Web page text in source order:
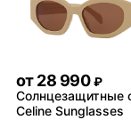
от28 990 ₽
Солнцезащитные
Celine Sunglasses